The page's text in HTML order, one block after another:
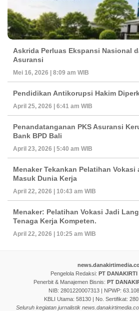
Askrida Perluas Ekspansi Nasional
Asuransi
Mei 16, 2026 | 8:09 am WIB
Pendidikan Antikorupsi Hakim
April 25, 2026 | 6:41 am WIB
Penandatanganan PKS Asuransi
Bank BPD Bali
April 23, 2026 | 5:40 am WIB
Menaker Tekankan Pelatihan Vokasi
Masuk Dunia Kerja
April 22, 2026 | 10:43 am WIB
Menaker: Pelatihan Vokasi Jadi
Tenaga Kerja Kompeten.
April 22, 2026 | 10:25 am WIB
Pengelola Redaksi: PT DANAKIRTI
Penerbit & Manajemen Bisnis: PT
NIB: 2801220007313 | NPWP:
KBLI Utama: 58130 | No. Sertifikat:
Seluruh kegiatan jurnalistik